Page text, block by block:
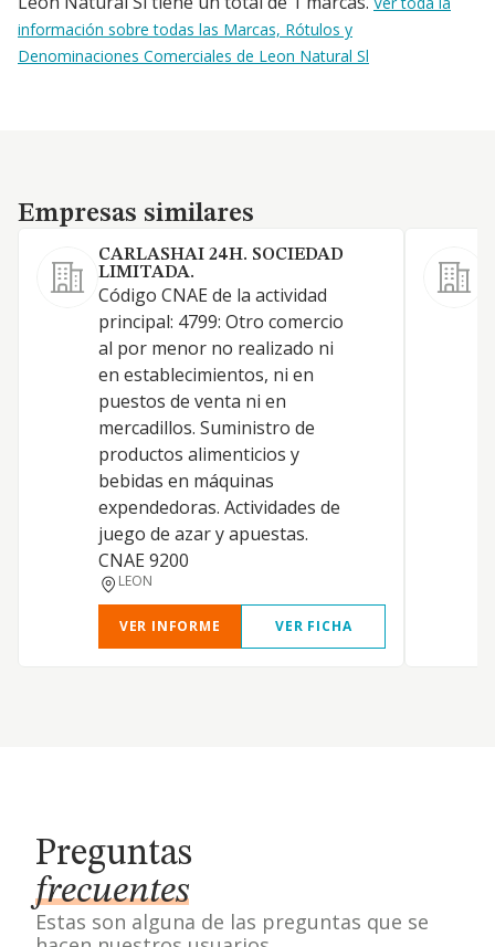
información sobre todas las Marcas, Rótulos y
Denominaciones Comerciales de Leon Natural Sl
Empresas similares
Empresas similares
CARLASHAI 24H. SOCIEDAD
LIMITADA.
Código CNAE de la actividad
principal: 4799: Otro comercio
al por menor no realizado ni
en establecimientos, ni en
puestos de venta ni en
mercadillos. Suministro de
productos alimenticios y
bebidas en máquinas
expendedoras. Actividades de
juego de azar y apuestas.
CNAE 9200
LEON
VER INFORME VER FICHA
Preguntas
frecuentes
Estas son alguna de las preguntas que se